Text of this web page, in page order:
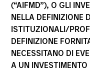
(“AIFMD”), O GLI
NELLA DEFINIZIONE
ISTITUZIONALI/
DEFINIZIONE
NECESSITANO DI
A UN
269of269Risultati